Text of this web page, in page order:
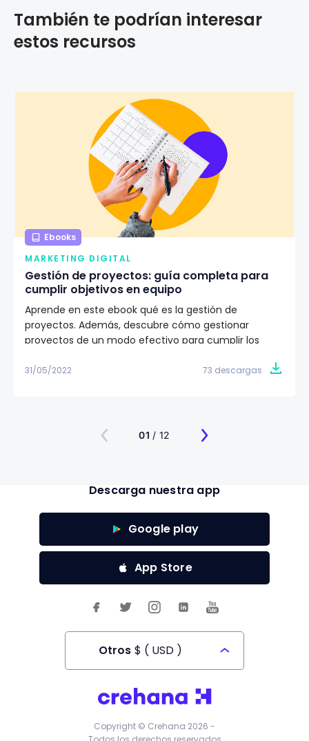
También te podrían interesar
estos recursos
Ebooks
MARKETING DIGITAL
Gestión de proyectos: guía completa para
cumplir objetivos en equipo
Aprende en este ebook qué es la gestión de
proyectos. Además, descubre cómo gestionar
proyectos de un modo efectivo para cumplir los
31/05/2022 73 descargas
01 / 12
Descarga nuestra app
Google play
App Store
Otros $ ( USD )